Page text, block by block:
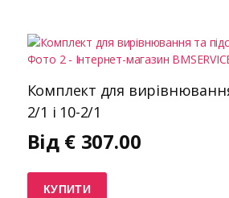
Комплект для
2/1 і 10-2/1
Від € 307.00
КУПИТИ